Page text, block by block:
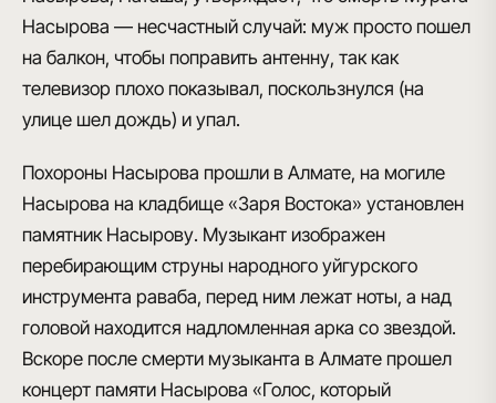
Насырова — несчастный случай: муж просто пошел
на балкон, чтобы поправить антенну, так как
телевизор плохо показывал, поскользнулся (на
улице шел дождь) и упал.
Похороны Насырова прошли в Алмате, на могиле
Насырова на кладбище «Заря Востока» установлен
памятник Насырову. Музыкант изображен
перебирающим струны народного уйгурского
инструмента раваба, перед ним лежат ноты, а над
головой находится надломленная арка со звездой.
Вскоре после смерти музыканта в Алмате прошел
концерт памяти Насырова «Голос, который